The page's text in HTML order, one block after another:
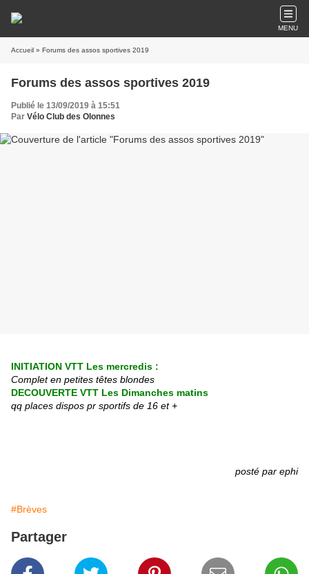
MENU
Accueil » Forums des assos sportives 2019
Forums des assos sportives 2019
Publié le 13/09/2019 à 15:51
Par Vélo Club des Olonnes
INITIATION VTT Les mercredis :
Complet en petites têtes blondes
DECOUVERTE VTT Les Dimanches matins
qq places dispos pr sportifs de 16 et +
posté par ephi
#Brèves
Partager